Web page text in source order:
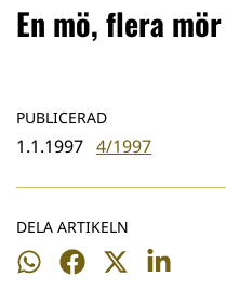
En mö, flera mör
PUBLICERAD
1.1.1997 4/1997
DELA ARTIKELN
Dela
Dela
Dela
Dela